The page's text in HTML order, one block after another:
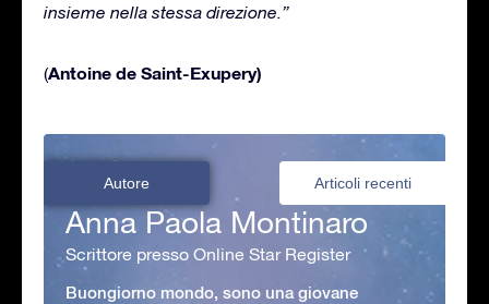
insieme nella stessa direzione.”
(Antoine de Saint-Exupery)
Autore Articoli recenti
Anna Paola Montinaro
Scrittore presso Online Star Register
Buongiorno mondo, sono una giovane